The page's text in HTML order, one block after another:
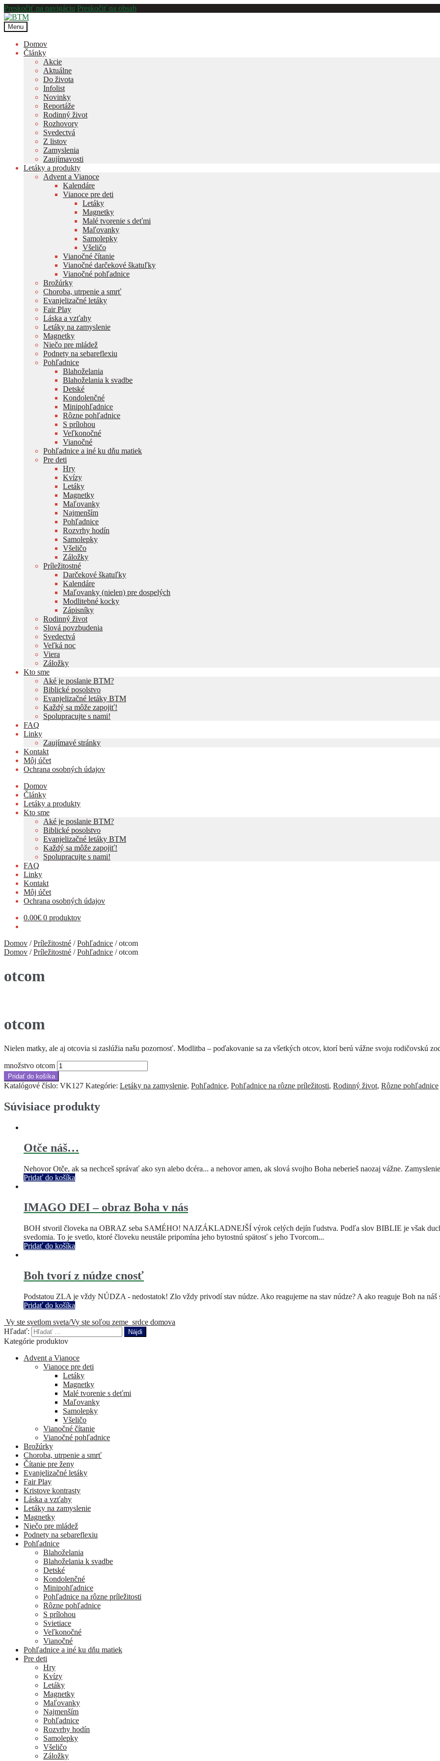
Preskočiť na navigáciu Preskočiť na obsah
Menu
Domov
Články
Akcie
Aktuálne
Do života
Infolist
Novinky
Reportáže
Rodinný život
Rozhovory
Svedectvá
Z listov
Zamyslenia
Zaujímavosti
Letáky a produkty
Advent a Vianoce
Kalendáre
Vianoce pre deti
Letáky
Magnetky
Malé tvorenie s deťmi
Maľovanky
Samolepky
Všeličo
Vianočné čítanie
Vianočné darčekové škatuľky
Vianočné pohľadnice
Brožúrky
Choroba, utrpenie a smrť
Evanjelizačné letáky
Fair Play
Láska a vzťahy
Letáky na zamyslenie
Magnetky
Niečo pre mládež
Podnety na sebareflexiu
Pohľadnice
Blahoželania
Blahoželania k svadbe
Detské
Kondolenčné
Minipohľadnice
Rôzne pohľadnice
S prílohou
Veľkonočné
Vianočné
Pohľadnice a iné ku dňu matiek
Pre deti
Hry
Kvízy
Letáky
Magnetky
Maľovanky
Najmenším
Pohľadnice
Rozvrhy hodín
Samolepky
Všeličo
Záložky
Príležitostné
Darčekové škatuľky
Kalendáre
Maľovanky (nielen) pre dospelých
Modlitebné kocky
Zápisníky
Rodinný život
Slová povzbudenia
Svedectvá
Veľká noc
Viera
Záložky
Kto sme
Aké je poslanie BTM?
Biblické posolstvo
Evanjelizačné letáky BTM
Každý sa môže zapojiť!
Spolupracujte s nami!
FAQ
Linky
Zaujímavé stránky
Kontakt
Môj účet
Ochrana osobných údajov
Domov
Články
Letáky a produkty
Kto sme
Aké je poslanie BTM?
Biblické posolstvo
Evanjelizačné letáky BTM
Každý sa môže zapojiť!
Spolupracujte s nami!
FAQ
Linky
Kontakt
Môj účet
Ochrana osobných údajov
0.00€ 0 produktov
Domov /Príležitostné /Pohľadnice /otcom
Domov /Príležitostné /Pohľadnice /otcom
otcom
otcom
Nielen matky, ale aj otcovia si zaslúžia našu pozornosť. Modlitba – poďakovanie sa za všetkých otcov, ktorí berú vážne svoju rodičovskú
množstvo otcom
Pridať do košíka
Katalógové číslo: VK127 Kategórie: Letáky na zamyslenie, Pohľadnice, Pohľadnice na rôzne príležitosti, Rodinný život, Rôzne pohľadnice
Súvisiace produkty
Otče náš…
Nehovor Otče, ak sa nechceš správať ako syn alebo dcéra... a nehovor amen, ak slová svojho Boha neberieš naozaj vážne.
Pridať do košíka
IMAGO DEI – obraz Boha v nás
BOH stvoril človeka na OBRAZ seba SAMÉHO! NAJZÁKLADNEJŠÍ výrok celých dejín ľudstva. Podľa slov BIBLIE je však
svedomia. To je svetlo, ktoré človeku neustále pripomína jeho bytostnú spätosť s jeho Tvorcom...
Pridať do košíka
Boh tvorí z núdze cnosť
Podstatou ZLA je vždy NÚDZA - nedostatok! Zlo vždy privodí stav núdze. Ako reagujeme na stav núdze? A ako reaguje Boh na náš
Pridať do košíka
Vy ste svetlom sveta/Vy ste soľou zeme srdce domova
Hľadať:
Kategórie produktov
Advent a Vianoce
Vianoce pre deti
Letáky
Magnetky
Malé tvorenie s deťmi
Maľovanky
Samolepky
Všeličo
Vianočné čítanie
Vianočné pohľadnice
Brožúrky
Choroba, utrpenie a smrť
Čítanie pre ženy
Evanjelizačné letáky
Fair Play
Kristove kontrasty
Láska a vzťahy
Letáky na zamyslenie
Magnetky
Niečo pre mládež
Podnety na sebareflexiu
Pohľadnice
Blahoželania
Blahoželania k svadbe
Detské
Kondolenčné
Minipohľadnice
Pohľadnice na rôzne príležitosti
Rôzne pohľadnice
S prílohou
Svietiace
Veľkonočné
Vianočné
Pohľadnice a iné ku dňu matiek
Pre deti
Hry
Kvízy
Letáky
Magnetky
Maľovanky
Najmenším
Pohľadnice
Rozvrhy hodín
Samolepky
Všeličo
Záložky